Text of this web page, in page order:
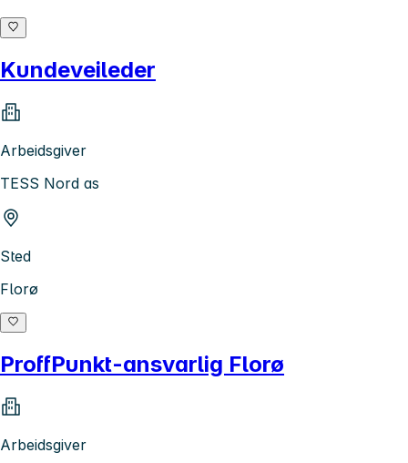
Kundeveileder
Arbeidsgiver
TESS Nord as
Sted
Florø
ProffPunkt-ansvarlig Florø
Arbeidsgiver